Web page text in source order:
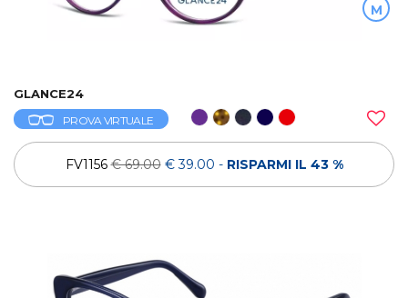
M
GLANCE24
PROVA VIRTUALE
FV1156€ 69.00 € 39.00 - RISPARMI IL 43 %